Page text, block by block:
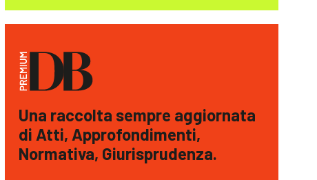
Una raccolta sempre aggiornata
di Atti, Approfondimenti,
Normativa, Giurisprudenza.